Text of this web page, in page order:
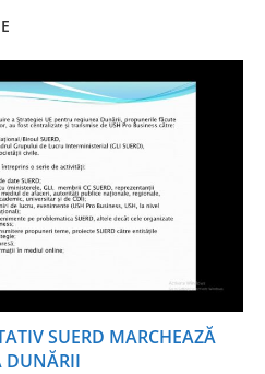
SUERD MARCHEAZĂ
DUNĂRII